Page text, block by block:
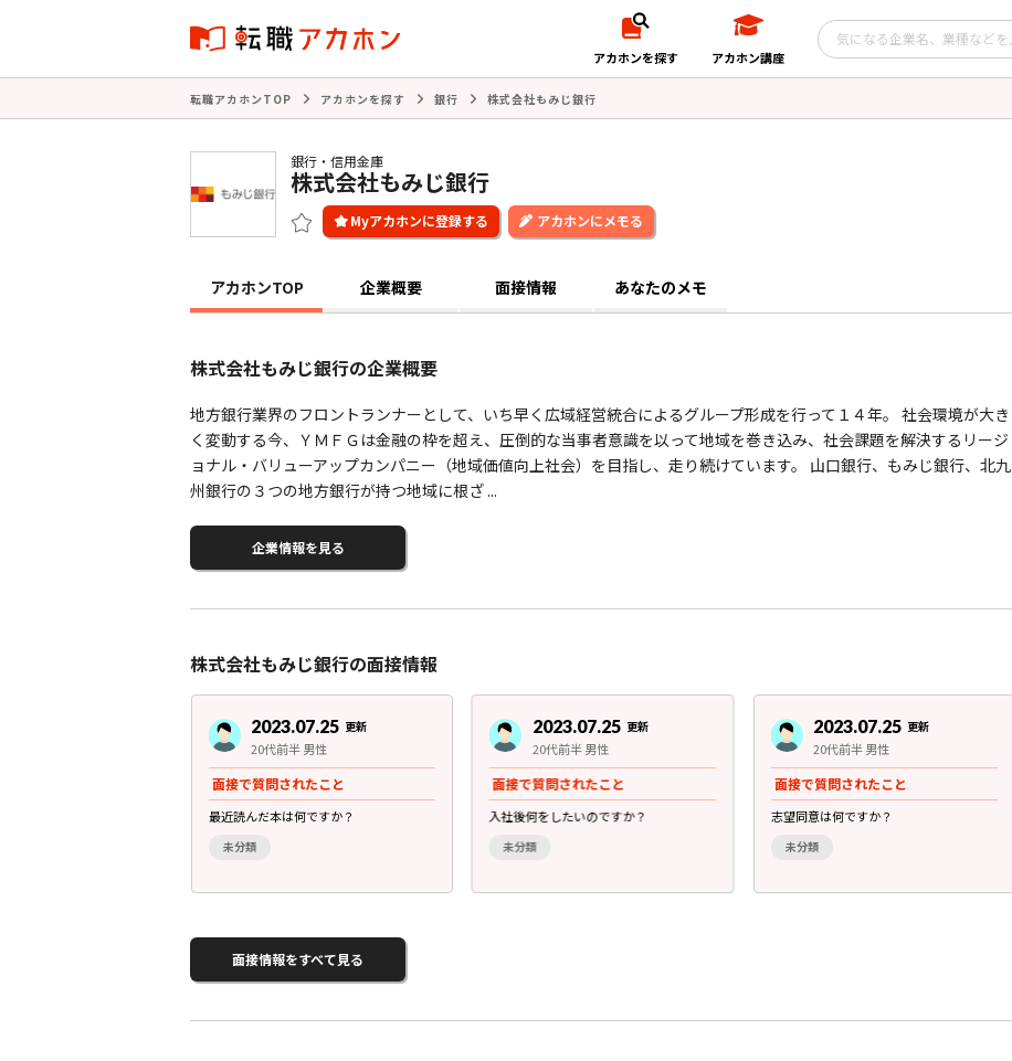
アカホンを探す アカホン講座
転職アカホンTOP アカホンを探す 銀行 株式会社もみじ銀行
銀行・信用金庫
株式会社もみじ銀行
アカホンにメモる
アカホンTOP 企業概要 面接情報 あなたのメモ
株式会社もみじ銀行の企業概要
地方銀行業界のフロントランナーとして、いち早く広域経営統合によるグループ形成を行って１４年。 社会環境が大き
く変動する今、ＹＭＦＧは金融の枠を超え、圧倒的な当事者意識を以って地域を巻き込み、社会課題を解決するリージ
ョナル・バリューアップカンパニー（地域価値向上社会）を目指し、走り続けています。 山口銀行、もみじ銀行、北九
州銀行の３つの地方銀行が持つ地域に根ざ ...
企業情報を見る
株式会社もみじ銀行の面接情報
2023.07.25 更新
20代前半 男性
面接で質問されたこと
最近読んだ本は何ですか？
未分類
2023.07.25 更新
20代前半 男性
面接で質問されたこと
入社後何をしたいのですか？
未分類
2023.07.25 更新
20代前半 男性
面接で質問されたこと
志望同意は何ですか？
未分類
面接情報をすべて見る